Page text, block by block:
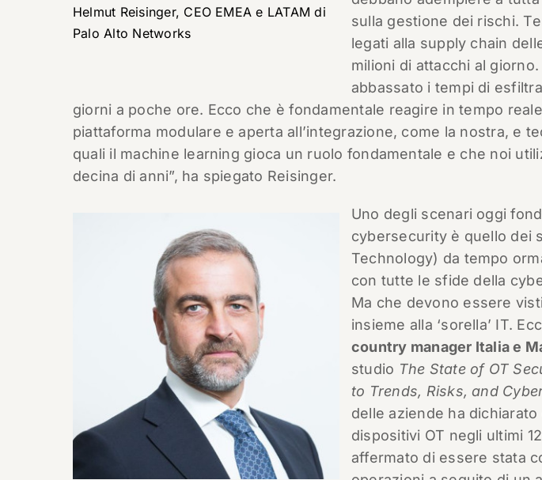
Helmut Reisinger, CEO EMEA e LATAM di
Palo Alto Networks
sulla gestione dei rischi.
legati alla supply chain
milioni di attacchi al
abbassato i tempi di
giorni a poche ore. Ecco che è fondamentale reagire in tempo
piattaforma modulare e aperta all’integrazione, come la nostra, e
quali il machine learning gioca un ruolo fondamentale e che noi
decina di anni”, ha spiegato Reisinger.
Uno degli scenari oggi
cybersecurity è quello dei
Technology) da tempo
con tutte le sfide della
Ma che devono essere
insieme alla ‘sorella’ IT.
country manager Italia e
studio The State of OT
to Trends, Risks, and
delle aziende ha
dispositivi OT negli ultimi
affermato di essere stata